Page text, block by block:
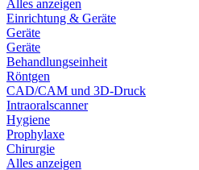
Alles anzeigen
Einrichtung & Geräte
Geräte
Geräte
Behandlungseinheit
Röntgen
CAD/CAM und 3D-Druck
Intraoralscanner
Hygiene
Prophylaxe
Chirurgie
Alles anzeigen